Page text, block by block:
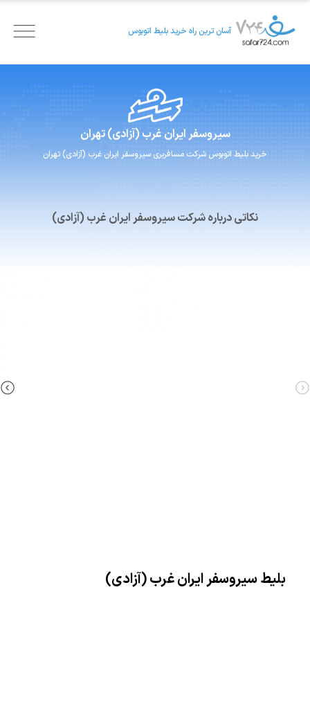
آسان ترین راه خرید بلیط اتوبوس
سیروسفر ایران غرب (آزادی) تهران
خرید بلیط اتوبوس شرکت مسافربری سیروسفر ایران غرب (آزادی) تهران
نکاتی درباره شرکت سیروسفر ایران غرب (آزادی)
بلیط سیروسفر ایران غرب (آزادی)